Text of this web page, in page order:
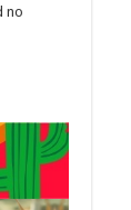
no